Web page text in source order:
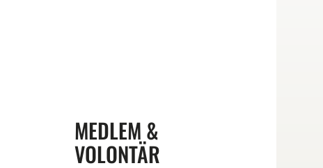
MEDLEM &
VOLONTÄR